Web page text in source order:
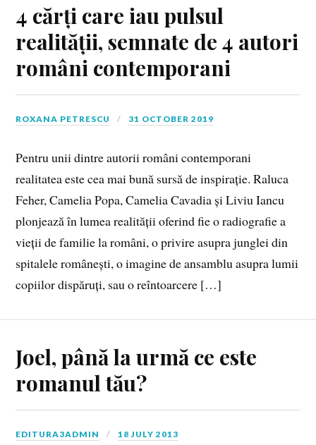
4 cărți care iau pulsul
realității, semnate de 4 autori
români contemporani
ROXANA PETRESCU 31 OCTOBER 2019
Pentru unii dintre autorii români contemporani
realitatea este cea mai bună sursă de inspirație. Raluca
Feher, Camelia Popa, Camelia Cavadia și Liviu Iancu
plonjează în lumea realității oferind fie o radiografie a
vieții de familie la români, o privire asupra junglei din
spitalele românești, o imagine de ansamblu asupra lumii
copiilor dispăruți, sau o reîntoarcere […]
Joel, până la urmă ce este
romanul tău?
EDITURA3ADMIN 18 JULY 2013